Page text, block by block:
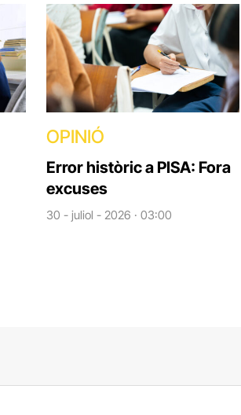
OPINIÓ
Error històric a PISA: Fora
excuses
30 - juliol - 2026 · 03:00